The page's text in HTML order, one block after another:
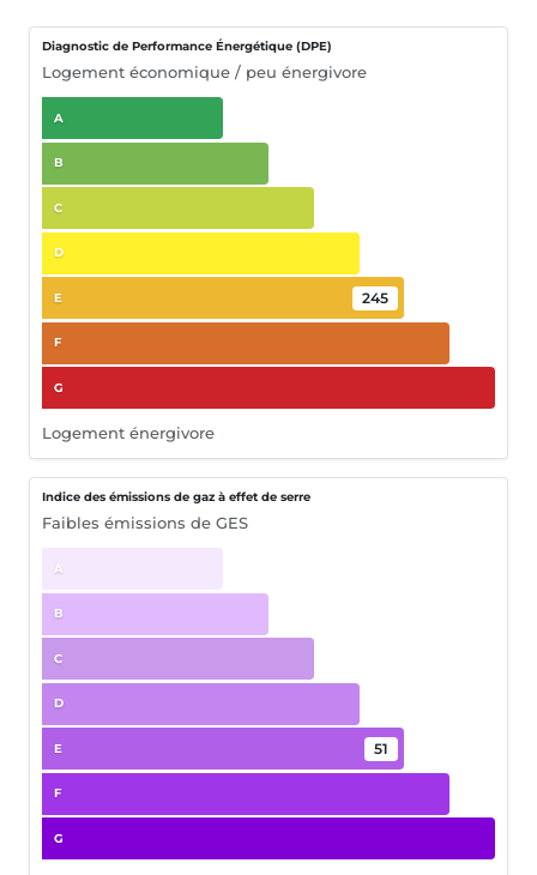
Diagnostic de Performance Énergétique (DPE)
Logement économique / peu énergivore
A
B
C
D
E 245
F
G
Logement énergivore
Indice des émissions de gaz à effet de serre
Faibles émissions de GES
A
B
C
D
E 51
F
G